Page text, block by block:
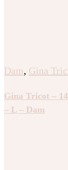
Dam, Gina
Gina Tricot –
– L – Dam